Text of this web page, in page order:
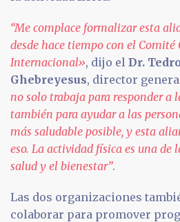
“Me complace formalizar esta
desde hace tiempo con el Comité
Internacional», dijo el Dr.
Ghebreyesus, director
no solo trabaja para responder a
también para ayudar a las
más saludable posible, y esta
eso. La actividad física es una de
salud y el bienestar”.
Las dos organizaciones
colaborar para promover